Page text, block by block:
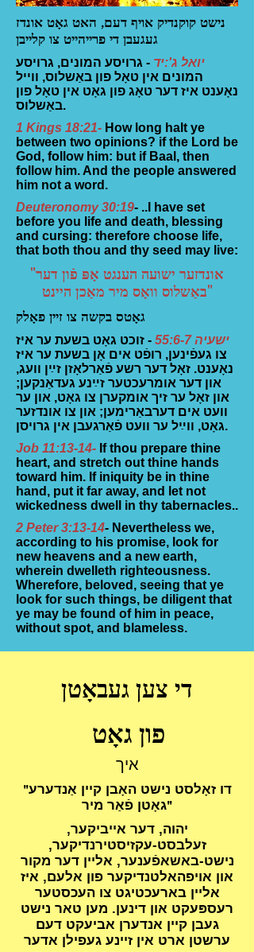
נישט קוקנדיק אויף דעם, האט גאָט אונדז
געגעבן די פרייהייט צו קלייבן
יואל ג':יד - גרויסע המונים, גרויסע
המונים אין טאָל פון באַשלוס, ווייל
נאָענט איז דער טאָג פון גאָט אין טאָל פון
באַשלוס.
1 Kings 18:21- How long halt ye
between two opinions? if the Lord be
God, follow him: but if Baal, then
follow him. And the people answered
him not a word.
Deuteronomy 30:19- ..I have set
before you life and death, blessing
and cursing: therefore choose life,
that both thou and thy seed may live:
"אונדזער ישועה הענגט אָפּ פֿון דער
באַשלוס וואָס מיר מאַכן היינט"
גאָטס בקשה צו זיין פאָלק
ישעיה 55:6-7
- זוכט גאָט בשעת ער איז
צו געפֿינען, רופֿט אים אָן בשעת ער איז
נאָענט. זאָל דער רשע פֿאַרלאָזן זײַן וועג,
און דער אומרעכטער זײַנע געדאַנקען;
און זאָל ער זיך אומקערן צו גאָט, און ער
וועט אים דערבאַרימען; און צו אונדזער
גאָט, ווײַל ער וועט פֿאַרגעבן אין גרויסן.
Job 11:13-14- If thou prepare thine
heart, and stretch out thine hands
toward him. If iniquity be in thine
hand, put it far away, and let not
wickedness dwell in thy tabernacles..
2 Peter 3:13-14- Nevertheless we,
according to his promise, look for
new heavens and a new earth,
wherein dwelleth righteousness.
Wherefore, beloved, seeing that ye
look for such things, be diligent that
ye may be found of him in peace,
without spot, and blameless.
די צען געבאָטן
פון גאָט
איך
"דו זאָלסט נישט האָבן קיין אַנדערע
גאָטן פֿאַר מיר"
יהוה, דער אייביקער,
זעלבסט-עקזיסטירנדיקער,
נישט-באשאפֿענער, אליין דער מקור
און אויפהאלטנדיקער פון אלעם, איז
אליין בארעכטיגט צו העכסטער
רעספּעקט און דינען. מען טאר נישט
געבן קיין אנדערן אביעקט דעם
ערשטן ארט אין זיינע געפילן אדער